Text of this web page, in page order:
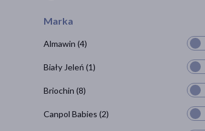
Marka
Almawin (4)
Biały Jeleń (1)
Briochin (8)
Canpol Babies (2)